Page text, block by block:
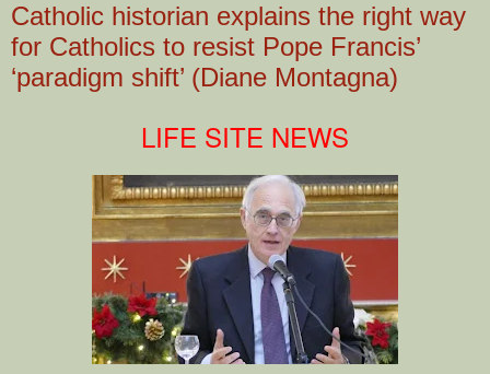
Catholic historian explains the right way
for Catholics to resist Pope Francis’
‘paradigm shift’ (Diane Montagna)
LIFE SITE NEWS